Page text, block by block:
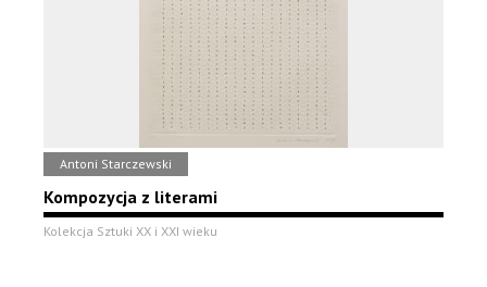
Antoni Starczewski
Kompozycja z literami
Kolekcja Sztuki XX i XXI wieku